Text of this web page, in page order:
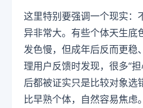
这里特别要强调一个现实：
异非常大。有些个体天生底
发色慢，但成年后反而更稳
理用户反馈时发现，很多“
后都被证实只是比较对象
比早熟个体，自然容易焦虑。